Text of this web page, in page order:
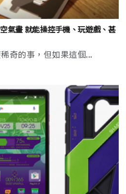
氣畫 就能操控手機、玩遊戲、甚
奇的事，但如果這個...